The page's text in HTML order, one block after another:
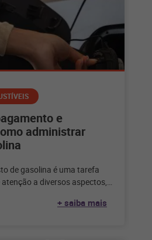
e
administrar
de gasolina é uma tarefa
a diversos aspectos,
+ saiba mais